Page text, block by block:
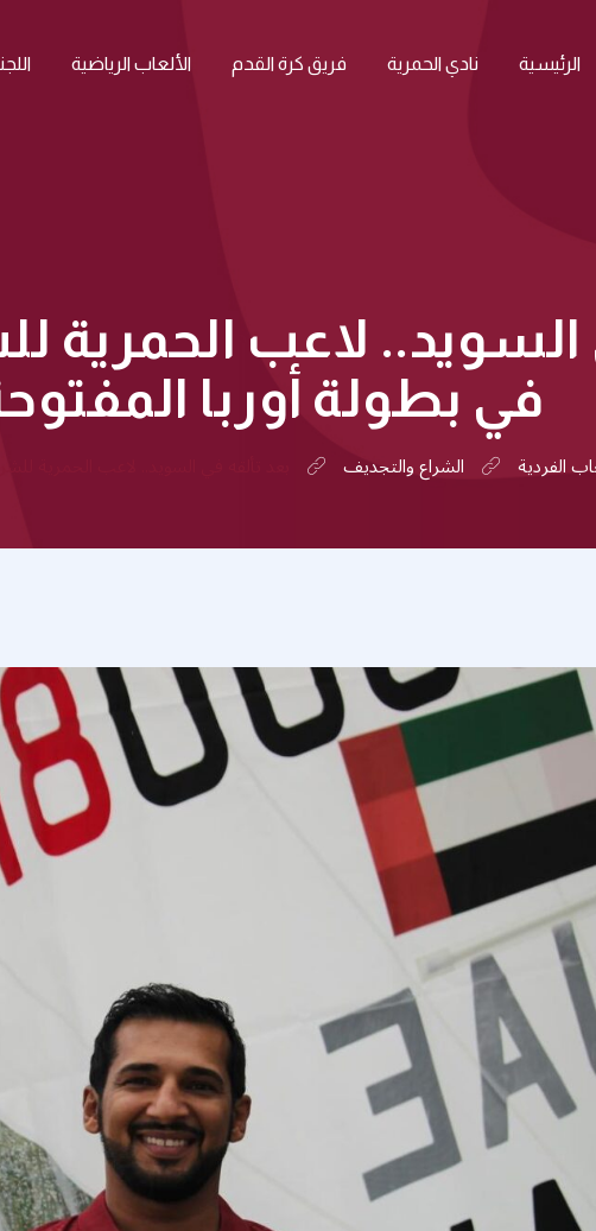
الرئيسية نادي الحمرية فريق كرة القدم الألعاب الرياضية
السويد.. لاعب الحمرية
في بطولة أوربا المفتوحة
الفردية الشراع والتجديف